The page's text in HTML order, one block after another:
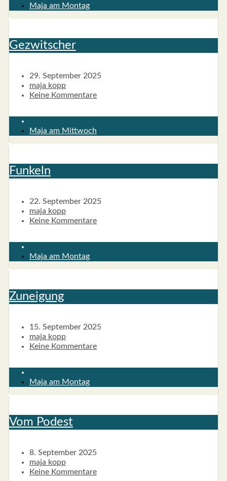
Maja am Montag
Gezwit­scher
29. September 2025
maja kopp
Keine Kommentare
Maja am Mittwoch
Fun­keln
22. September 2025
maja kopp
Keine Kommentare
Maja am Montag
Zunei­gung
15. September 2025
maja kopp
Keine Kommentare
Maja am Montag
Vom Podest
8. September 2025
maja kopp
Keine Kommentare